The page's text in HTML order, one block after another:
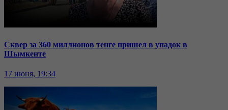
Сквер за 360 миллионов тенге пришел в упадок в
Шымкенте
17 июня, 19:34